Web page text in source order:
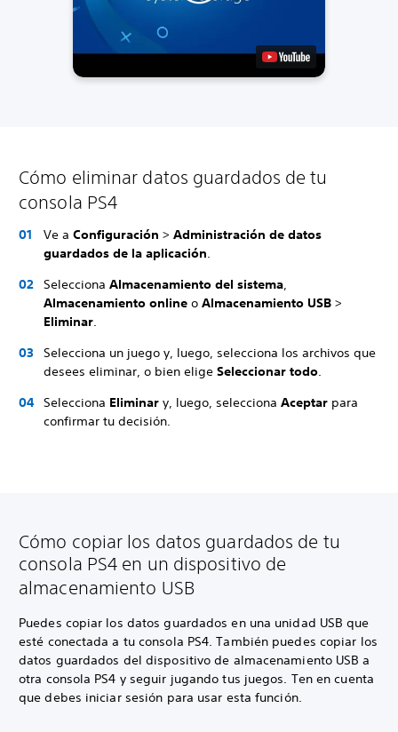
Cómo eliminar datos guardados de tu
consola PS4
Ve a Configuración > Administración de datos
guardados de la aplicación.
Selecciona Almacenamiento del sistema,
Almacenamiento online o Almacenamiento USB >
Eliminar.
Selecciona un juego y, luego, selecciona los archivos que
desees eliminar, o bien elige Seleccionar todo.
Selecciona Eliminar y, luego, selecciona Aceptar para
confirmar tu decisión.
Cómo copiar los datos guardados de tu
consola PS4 en un dispositivo de
almacenamiento USB
Puedes copiar los datos guardados en una unidad USB que
esté conectada a tu consola PS4. También puedes copiar los
datos guardados del dispositivo de almacenamiento USB a
otra consola PS4 y seguir jugando tus juegos. Ten en cuenta
que debes iniciar sesión para usar esta función.